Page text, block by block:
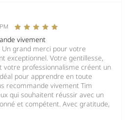
vivement
Un grand merci pour votre
exceptionnel. Votre gentillesse,
votre professionnalisme créent un
pour apprendre en toute
recommande vivement Tim
qui souhaitent réussir avec un
et compétent. Avec gratitude,